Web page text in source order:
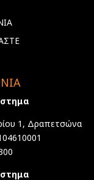
1, Δραπετσώνα